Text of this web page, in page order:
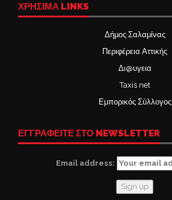
ΧΡΉΣΙΜΑ LINKS
Δήμος Σαλαμίνας
Περιφέρεια Αττικής
Δι@υγεια
Taxis net
Εμπορικός Σύλλογος
ΕΓΓΡΑΦΕΙΤΕ ΣΤΟ NEWSLETTER
Email address: